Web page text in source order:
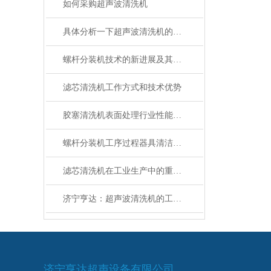
如何采购超声波清洗机
具体分析一下超声波清洗机的空化效应
螺杆分装机技术的新进展及其优势
滤芯清洗机工作方式和技术优势
胶塞清洗机表面处理行业性能体现
螺杆分装机工序过程器具清洁消毒
滤芯清洗机在工业生产中的重要性及地位
济宁亨达：超声波清洗机的工作原理